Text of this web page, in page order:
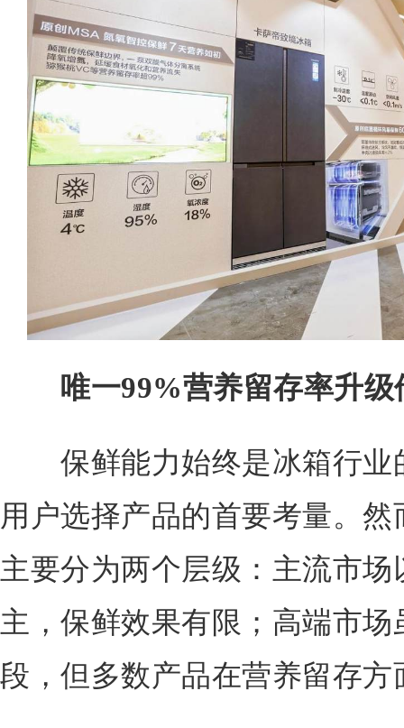
唯一99%营养留存率升级
保鲜能力始终是冰箱行业
用户选择产品的首要考量。
主要分为两个层级：主流市
主，保鲜效果有限；高端市
段，但多数产品在营养留存方